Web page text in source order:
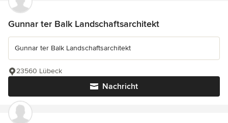
Gunnar ter Balk Landschaftsarchitekt
Gunnar ter Balk Landschaftsarchitekt
Nachricht
23560 Lübeck